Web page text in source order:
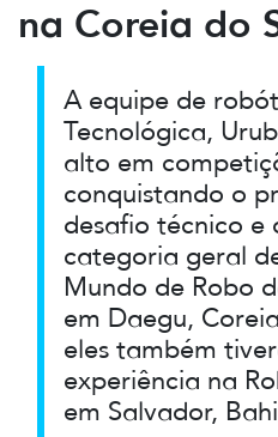
na Coreia do
A equipe de
Tecnológica,
alto em
conquistando o
desafio técnico e
categoria geral
Mundo de Robo
em Daegu,
eles também
experiência na
em Salvador,